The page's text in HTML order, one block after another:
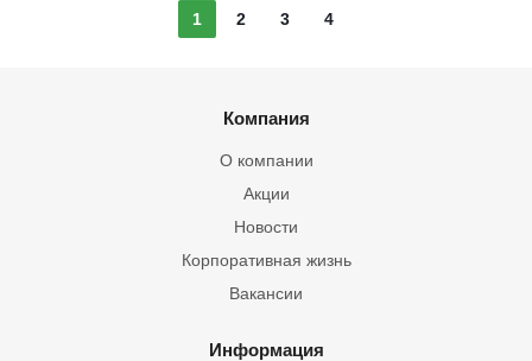
1 2 3 4
Компания
О компании
Акции
Новости
Корпоративная жизнь
Вакансии
Информация